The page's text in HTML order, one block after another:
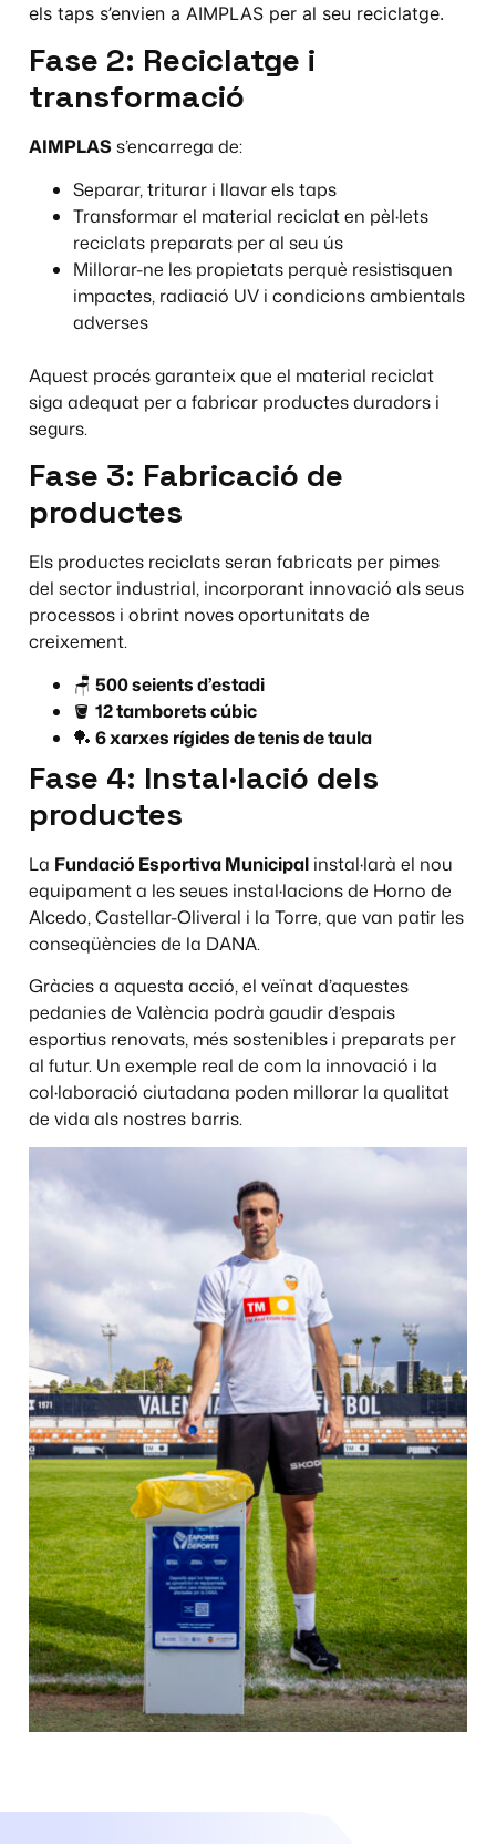
els taps s’envien a AIMPLAS per al seu reciclatge.
Fase 2: Reciclatge i
transformació
AIMPLASs’encarrega de:
Separar, triturar i llavar els taps
Transformar el material reciclat en pèl·lets
reciclats preparats per al seu ús
Millorar-ne les propietats perquè resistisquen
impactes, radiació UV i condicions ambientals
adverses
Aquest procés garanteix que el material reciclat
siga adequat per a fabricar productes duradors i
segurs.
Fase 3: Fabricació de
productes
Els productes reciclats seran fabricats per pimes
del sector industrial, incorporant innovació als seus
processos i obrint noves oportunitats de
creixement.
🪑 500 seients d’estadi
🪣 12 tamborets cúbic
🏓 6 xarxes rígides de tenis de taula
Fase 4: Instal·lació dels
productes
La Fundació Esportiva Municipal instal·larà el nou
equipament a les seues instal·lacions de Horno de
Alcedo, Castellar-Oliveral i la Torre, que van patir les
conseqüències de la DANA.
Gràcies a aquesta acció, el veïnat d’aquestes
pedanies de València podrà gaudir d’espais
esportius renovats, més sostenibles i preparats per
al futur. Un exemple real de com la innovació i la
col·laboració ciutadana poden millorar la qualitat
de vida als nostres barris.